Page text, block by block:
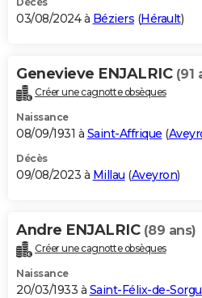
S'inscrire
Se connecter
Lycées
Collèges
Primaires
Universités
Entreprises
Service militaire
Avis de recherche
AVIS DE DÉCÈS
Bricolage
Lifestyle
Culture
Sport
Auto
Television
Voyage
Cinema
03/08/2024 à Béziers (Hérault)
Genevieve ENJALRIC (91
Créer une cagnotte obsèques
Naissance
08/09/1931 à Saint-Affrique (
Décès
09/08/2023 à Millau (Aveyron)
Andre ENJALRIC (89 ans)
Créer une cagnotte obsèques
Naissance
20/03/1933 à Saint-Félix-de-